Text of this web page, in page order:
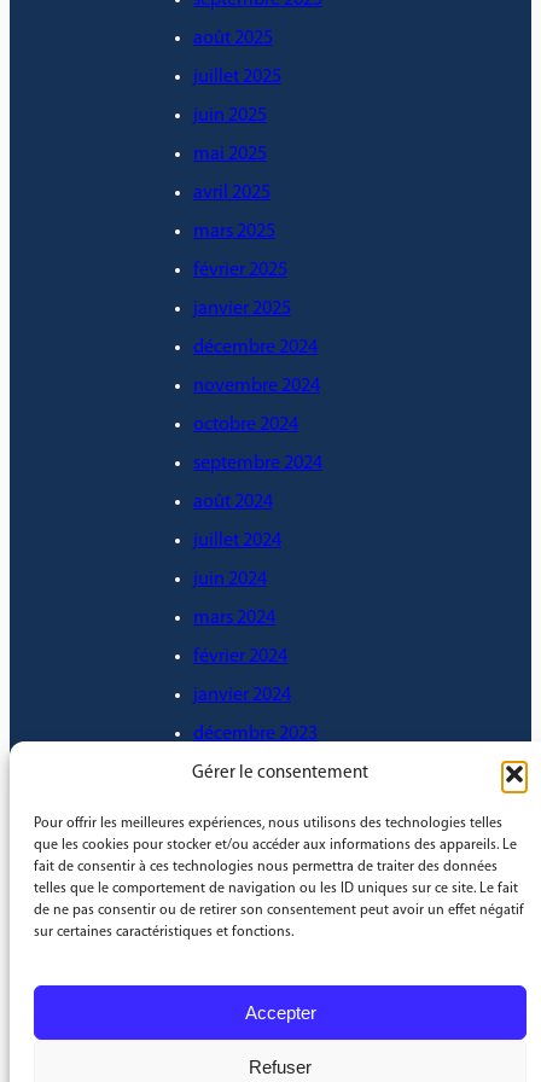
Gérer le consentement
Pour offrir les meilleures expériences, nous utilisons des technologies telles
que les cookies pour stocker et/ou accéder aux informations des appareils. Le
fait de consentir à ces technologies nous permettra de traiter des données
telles que le comportement de navigation ou les ID uniques sur ce site. Le fait
de ne pas consentir ou de retirer son consentement peut avoir un effet négatif
sur certaines caractéristiques et fonctions.
Accepter
Refuser
août 2025
juillet 2025
juin 2025
mai 2025
avril 2025
mars 2025
février 2025
janvier 2025
décembre 2024
novembre 2024
octobre 2024
septembre 2024
août 2024
juillet 2024
juin 2024
mars 2024
février 2024
janvier 2024
décembre 2023
novembre 2023
septembre 2023
août 2023
mai 2023